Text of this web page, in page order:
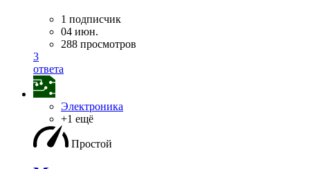
1 подписчик
04 июн.
288 просмотров
3
ответа
Электроника
+1 ещё
Простой